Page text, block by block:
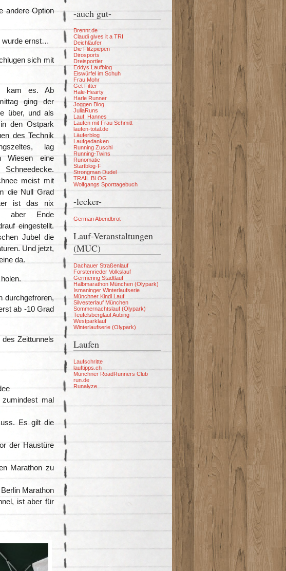
andere Option
wurde ernst…
sich mit
kam es. Ab
ging der
über, und als
den Ostpark
des Technik
lag
Wiesen eine
meist mit
die Null Grad
ist das nix
aber Ende
eingestellt.
Jubel die
Und jetzt,
da.
durchgefroren,
ab -10 Grad
Zeittunnels
mal
Es gilt die
der Haustüre
Marathon zu
Marathon
ist aber für
-auch gut-
Brennr.de
Claudi gives it a TRI
Deichläufer
Die Flitzpiepen
Dirosports
Dreisportler
Eddys Laufblog
Eiswürfel im Schuh
Frau Mohr
Get Fitter
Hale-Hearty
Harle Runner
Joggen Blog
JuliaRuns
Lauf, Hannes
Laufen mit Frau Schmitt
laufen-total.de
Läuferblog
Laufgedanken
Running Zuschi
Running-Twins
Runomatic
Startblog-F
Strongman Dudel
TRAIL BLOG
Wolfgangs Sporttagebuch
-lecker-
German Abendbrot
Lauf-Veranstaltungen
(MUC)
Dachauer Straßenlauf
Forstenrieder Volkslauf
Germering Stadtlauf
Halbmarathon München (Olypark)
Ismaninger Winterlaufserie
Münchner Kindl Lauf
Silvesterlauf München
Sommernachtslauf (Olypark)
Teufelsberglauf Aubing
Westparklauf
Winterlaufserie (Olypark)
Laufen
Laufschritte
lauftipps.ch
Münchner RoadRunners Club
run.de
Runalyze